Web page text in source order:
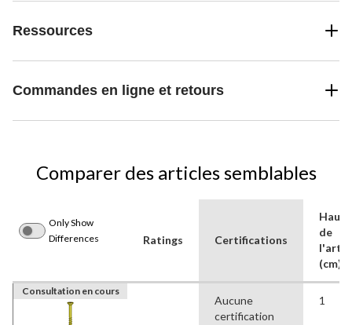
Ressources
Commandes en ligne et retours
Comparer des articles semblables
Only Show
Differences
Ratings Certifications
de
(cm)
Consultation en cours
Aucune
certification
1